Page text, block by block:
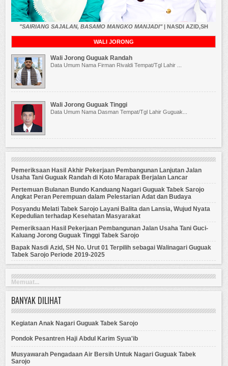
"SAIRIANG SAJALAN, BASAMO MANGKO MANJADI"| NASDI AZID,SH
WALI JORONG
Wali Jorong Guguak Randah
Data Umum Nama Firman Rivaldi Tempat/Tgl Lahir ...
Wali Jorong Guguak Tinggi
Data Umum Nama Dasman Tempat/Tgl Lahir Guguak...
Pemeriksaan Hasil Akhir Pekerjaan Pembangunan Lanjutan Jalan
Usaha Tani Guguak Randah di Koto Marapak Berjalan Lancar
Pertemuan Bulanan Bundo Kanduang Nagari Guguak Tabek Sarojo
Angkat Peran Perempuan dalam Pelestarian Adat dan Budaya
Posyandu Melati Tabek Sarojo Layani Balita dan Lansia, Wujud Nyata
Kepedulian terhadap Kesehatan Masyarakat
Pemeriksaan Hasil Pekerjaan Pembangunan Jalan Usaha Tani Guci-
Kaluang Jorong Guguak Tinggi Tabek Sarojo
Bapak Nasdi Azid, SH No. Urut 01 Terpilih sebagai Walinagari Guguak
Tabek Sarojo Periode 2019-2025
Memuat...
BANYAK DILIHAT
Kegiatan Anak Nagari Guguak Tabek Sarojo
Pondok Pesantren Haji Abdul Karim Syua'ib
Musyawarah Pengadaan Air Bersih Untuk Nagari Guguak Tabek
Sarojo